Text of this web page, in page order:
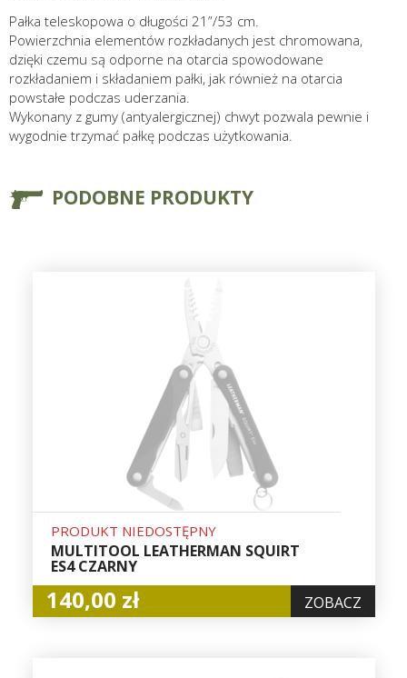
Pałka teleskopowa o długości 21”/53 cm.
Powierzchnia elementów rozkładanych jest chromowana,
dzięki czemu są odporne na otarcia spowodowane
rozkładaniem i składaniem pałki, jak również na otarcia
powstałe podczas uderzania.
Wykonany z gumy (antyalergicznej) chwyt pozwala pewnie i
wygodnie trzymać pałkę podczas użytkowania.
PODOBNE PRODUKTY
PRODUKT NIEDOSTĘPNY
MULTITOOL LEATHERMAN SQUIRT
ES4 CZARNY
140,00 zł ZOBACZ